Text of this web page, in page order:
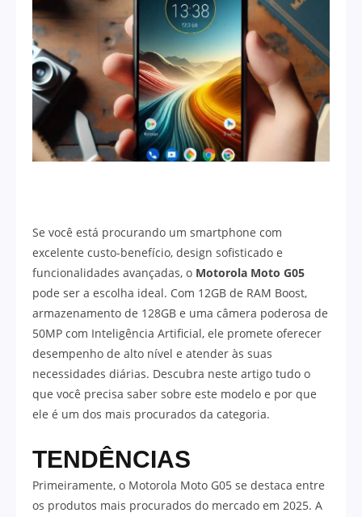
Se você está procurando um smartphone com
excelente custo-benefício, design sofisticado e
funcionalidades avançadas, o Motorola Moto G05
pode ser a escolha ideal. Com 12GB de RAM Boost,
armazenamento de 128GB e uma câmera poderosa de
50MP com Inteligência Artificial, ele promete oferecer
desempenho de alto nível e atender às suas
necessidades diárias. Descubra neste artigo tudo o
que você precisa saber sobre este modelo e por que
ele é um dos mais procurados da categoria.
TENDÊNCIAS
Primeiramente, o Motorola Moto G05 se destaca entre
os produtos mais procurados do mercado em 2025. A